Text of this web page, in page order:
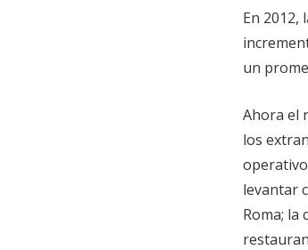
En 2012,
un
Ahora el
los
levantar
Roma; la